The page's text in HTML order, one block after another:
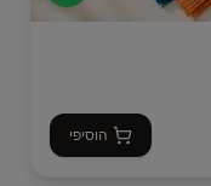
הוסיפי